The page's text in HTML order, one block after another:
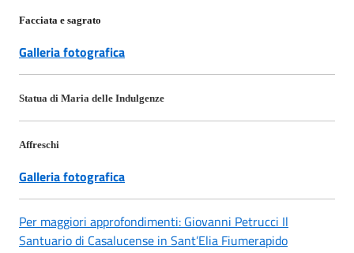
Facciata e sagrato
Galleria fotografica
Statua di Maria delle Indulgenze
Affreschi
Galleria fotografica
Per maggiori approfondimenti: Giovanni Petrucci Il
Santuario di Casalucense in Sant’Elia Fiumerapido